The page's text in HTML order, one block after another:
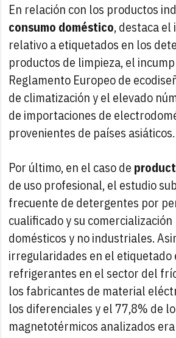
En relación con los productos
consumo doméstico, destaca
relativo a etiquetados en los
productos de limpieza, el
Reglamento Europeo de
de climatización y el elevado
de importaciones de
provenientes de países asiáticos.
Por último, en el caso de
de uso profesional, el estudio
frecuente de detergentes por
cualificado y su
domésticos y no industriales.
irregularidades en el etiquetado
refrigerantes en el sector del
los fabricantes de material
los diferenciales y el 77,8% de
magnetotérmicos analizados